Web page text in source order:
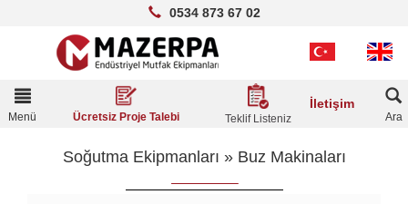
0534 873 67 02
Toggle
navigation
Menü Ücretsiz Proje Talebi Teklif Listeniz
İletişim
Ara
Soğutma Ekipmanları » Buz Makinaları